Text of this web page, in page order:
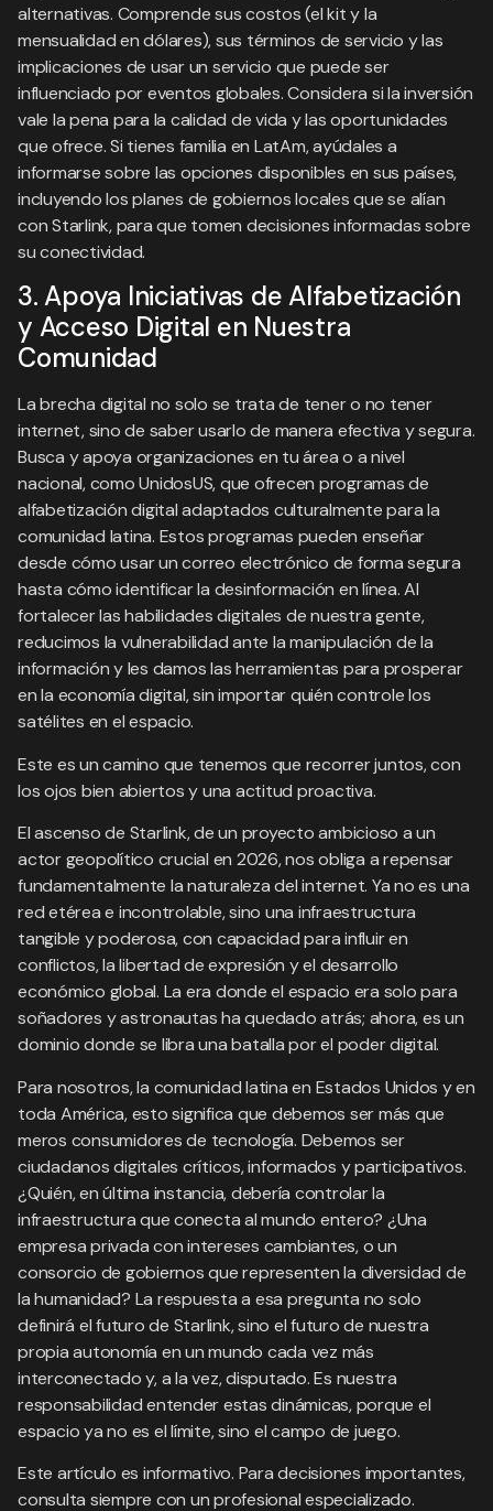
alternativas. Comprende sus costos (el kit y la
mensualidad en dólares), sus términos de servicio y las
implicaciones de usar un servicio que puede ser
influenciado por eventos globales. Considera si la inversión
vale la pena para la calidad de vida y las oportunidades
que ofrece. Si tienes familia en LatAm, ayúdales a
informarse sobre las opciones disponibles en sus países,
incluyendo los planes de gobiernos locales que se alían
con Starlink, para que tomen decisiones informadas sobre
su conectividad.
3. Apoya Iniciativas de Alfabetización
y Acceso Digital en Nuestra
Comunidad
La brecha digital no solo se trata de tener o no tener
internet, sino de saber usarlo de manera efectiva y segura.
Busca y apoya organizaciones en tu área o a nivel
nacional, como UnidosUS, que ofrecen programas de
alfabetización digital adaptados culturalmente para la
comunidad latina. Estos programas pueden enseñar
desde cómo usar un correo electrónico de forma segura
hasta cómo identificar la desinformación en línea. Al
fortalecer las habilidades digitales de nuestra gente,
reducimos la vulnerabilidad ante la manipulación de la
información y les damos las herramientas para prosperar
en la economía digital, sin importar quién controle los
satélites en el espacio.
Este es un camino que tenemos que recorrer juntos, con
los ojos bien abiertos y una actitud proactiva.
El ascenso de Starlink, de un proyecto ambicioso a un
actor geopolítico crucial en 2026, nos obliga a repensar
fundamentalmente la naturaleza del internet. Ya no es una
red etérea e incontrolable, sino una infraestructura
tangible y poderosa, con capacidad para influir en
conflictos, la libertad de expresión y el desarrollo
económico global. La era donde el espacio era solo para
soñadores y astronautas ha quedado atrás; ahora, es un
dominio donde se libra una batalla por el poder digital.
Para nosotros, la comunidad latina en Estados Unidos y en
toda América, esto significa que debemos ser más que
meros consumidores de tecnología. Debemos ser
ciudadanos digitales críticos, informados y participativos.
¿Quién, en última instancia, debería controlar la
infraestructura que conecta al mundo entero? ¿Una
empresa privada con intereses cambiantes, o un
consorcio de gobiernos que representen la diversidad de
la humanidad? La respuesta a esa pregunta no solo
definirá el futuro de Starlink, sino el futuro de nuestra
propia autonomía en un mundo cada vez más
interconectado y, a la vez, disputado. Es nuestra
responsabilidad entender estas dinámicas, porque el
espacio ya no es el límite, sino el campo de juego.
Este artículo es informativo. Para decisiones importantes,
consulta siempre con un profesional especializado.